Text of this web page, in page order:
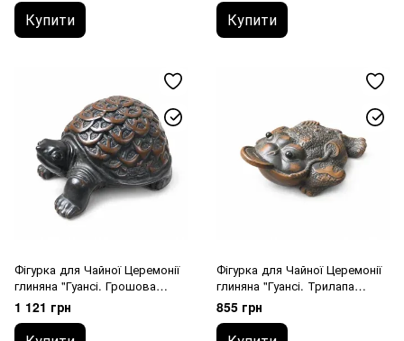
Купити Купити
Фігурка для Чайної Церемонії
глиняна "Гуансі. Грошова
Черепаха" 8,2х6х5
1 121 грн
Фігурка для Чайної Церемонії
глиняна "Гуансі. Трилапа
Жаба" 7,3х5,3х3
855 грн